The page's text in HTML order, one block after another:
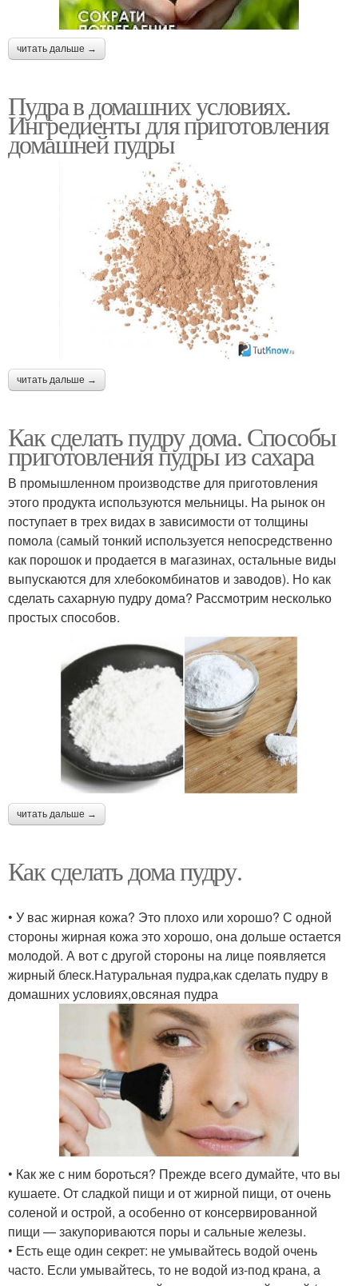
читать дальше →
Пудра в домашних условиях.
Ингредиенты для приготовления
домашней пудры
читать дальше →
Как сделать пудру дома. Способы
приготовления пудры из сахара
В промышленном производстве для приготовления
этого продукта используются мельницы. На рынок он
поступает в трех видах в зависимости от толщины
помола (самый тонкий используется непосредственно
как порошок и продается в магазинах, остальные виды
выпускаются для хлебокомбинатов и заводов). Но как
сделать сахарную пудру дома? Рассмотрим несколько
простых способов.
читать дальше →
Как сделать дома пудру.
• У вас жирная кожа? Это плохо или хорошо? С одной
стороны жирная кожа это хорошо, она дольше остается
молодой. А вот с другой стороны на лице появляется
жирный блеск.Натуральная пудра,как сделать пудру в
домашних условиях,овсяная пудра
• Как же с ним бороться? Прежде всего думайте, что вы
кушаете. От сладкой пищи и от жирной пищи, от очень
соленой и острой, а особенно от консервированной
пищи — закупориваются поры и сальные железы.
• Есть еще один секрет: не умывайтесь водой очень
часто. Если умывайтесь, то не водой из-под крана, а